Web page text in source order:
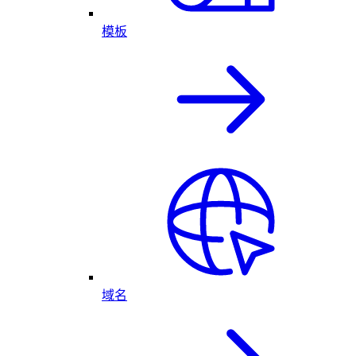
模板
域名